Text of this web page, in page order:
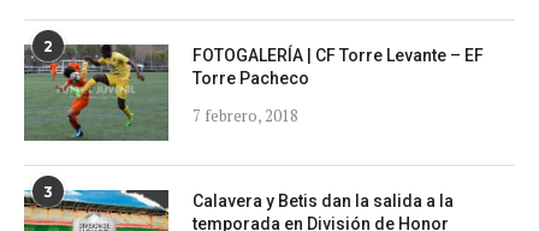
2
FOTOGALERÍA | CF Torre Levante – EF
Torre Pacheco
7 febrero, 2018
3
Calavera y Betis dan la salida a la
temporada en División de Honor